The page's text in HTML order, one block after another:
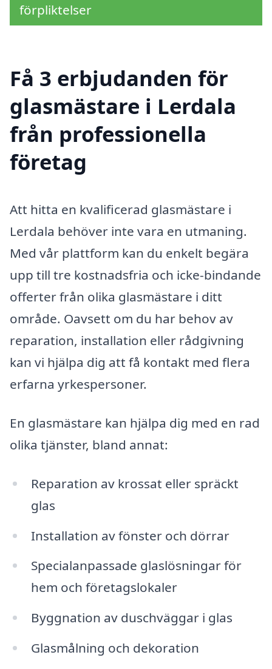
förpliktelser
Få 3 erbjudanden för
glasmästare i Lerdala
från professionella
företag
Att hitta en kvalificerad glasmästare i
Lerdala behöver inte vara en utmaning.
Med vår plattform kan du enkelt begära
upp till tre kostnadsfria och icke-bindande
offerter från olika glasmästare i ditt
område. Oavsett om du har behov av
reparation, installation eller rådgivning
kan vi hjälpa dig att få kontakt med flera
erfarna yrkespersoner.
En glasmästare kan hjälpa dig med en rad
olika tjänster, bland annat:
Reparation av krossat eller spräckt
glas
Installation av fönster och dörrar
Specialanpassade glaslösningar för
hem och företagslokaler
Byggnation av duschväggar i glas
Glasmålning och dekoration